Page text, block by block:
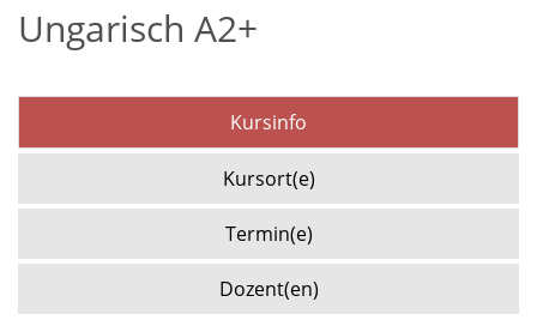
Ungarisch A2+
Kursinfo
Kursort(e)
Termin(e)
Dozent(en)